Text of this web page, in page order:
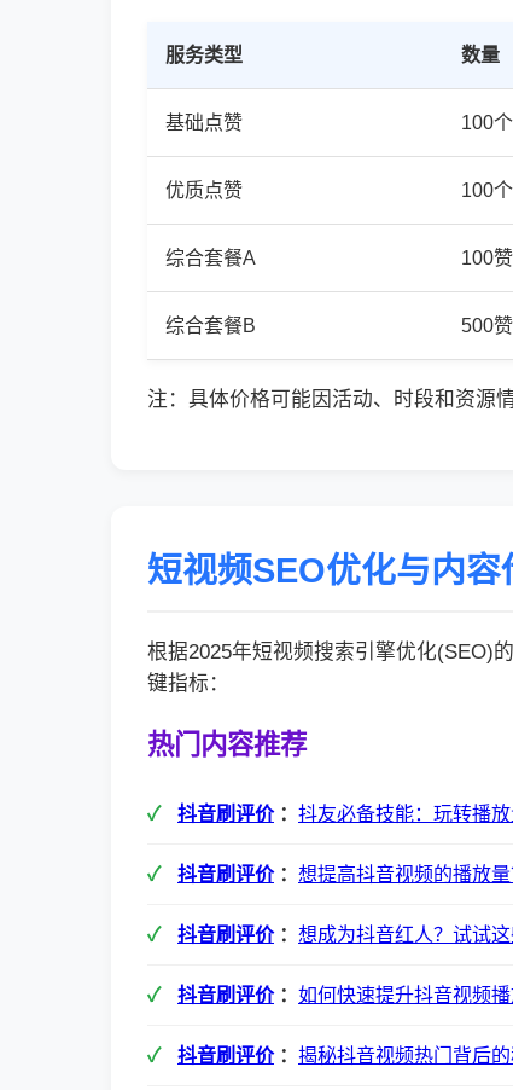
服务类型 数量
基础点赞 100个
优质点赞 100个
综合套餐A 100
综合套餐B 500
注：具体价格可能因活动、时段和资源
短视频SEO优化与内容
根据2025年短视频搜索引擎优化(SEO)
键指标：
热门内容推荐
抖音刷评价： 抖友必备技能：玩转播放
抖音刷评价： 想提高抖音视频的播放量
抖音刷评价： 想成为抖音红人？试试这
抖音刷评价： 如何快速提升抖音视频
抖音刷评价： 揭秘抖音视频热门背后